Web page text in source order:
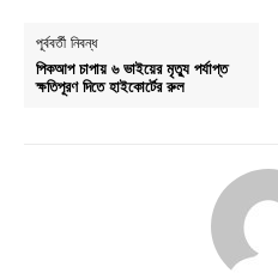
পূর্ববর্তী নিবন্ধ
পিকআপ চাপায় ৬ ভাইয়ের মৃত্যু পর্যাপ্ত
ক্ষতিপূরণ দিতে হাইকোর্টের রুল